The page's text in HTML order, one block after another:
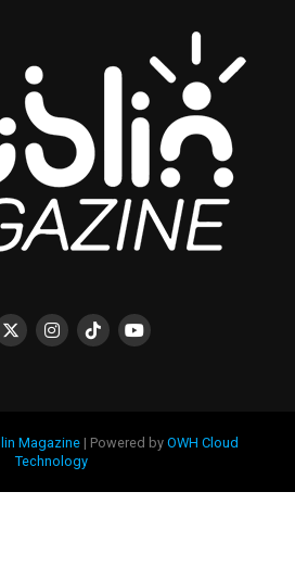
Magazine | Powered byOWH Cloud
Technology